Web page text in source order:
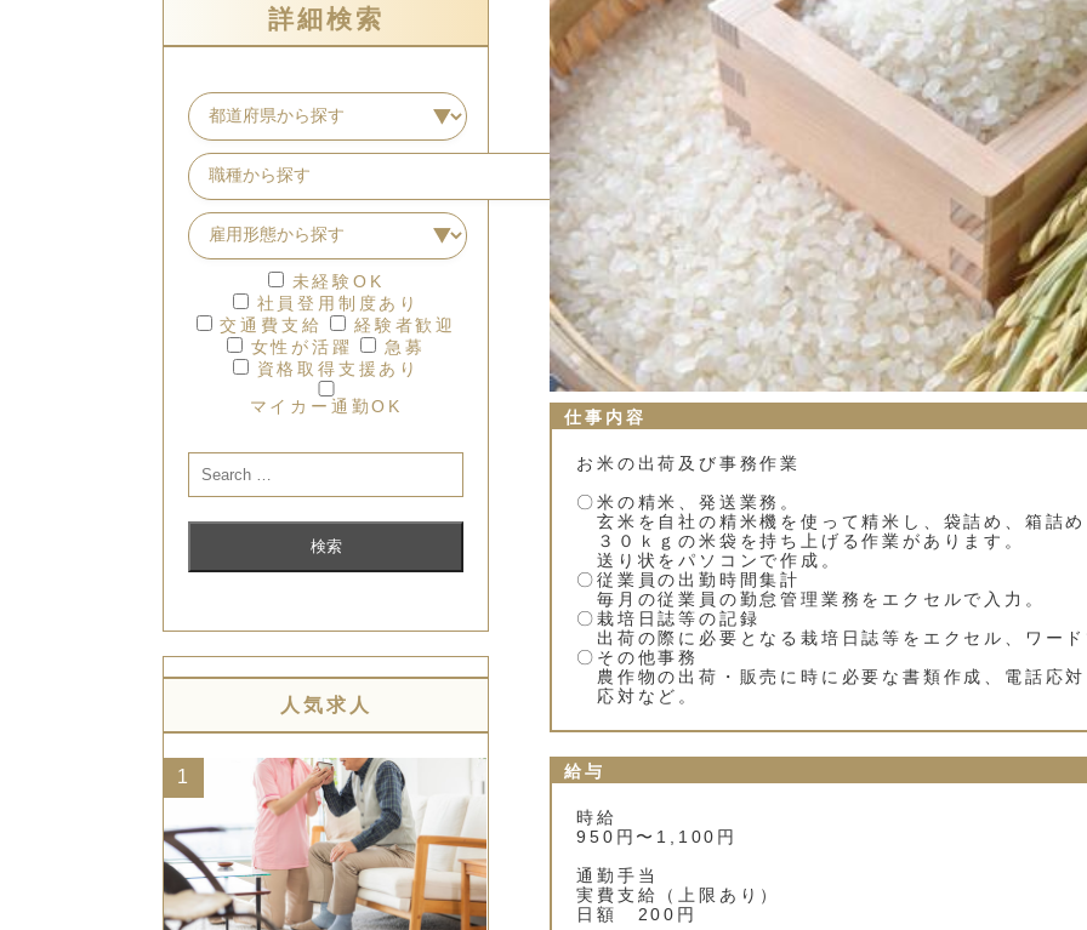
詳細検索
未経験OK
社員登用制度あり
交通費支給
経験者歓迎
女性が活躍
急募
資格取得支援あり
マイカー通勤OK
人気求人
1
仕事内容
お米の出荷及び事務作業
〇米の精米、発送業務。
玄米を自社の精米機を使って精米し、袋詰め、箱詰
３０ｋｇの米袋を持ち上げる作業があります。
送り状をパソコンで作成。
〇従業員の出勤時間集計
毎月の従業員の勤怠管理業務をエクセルで入力。
〇栽培日誌等の記録
出荷の際に必要となる栽培日誌等をエクセル、ワー
〇その他事務
農作物の出荷・販売に時に必要な書類作成、電話応
応対など。
給与
時給
950円〜1,100円
通勤手当
実費支給（上限あり）
日額 200円